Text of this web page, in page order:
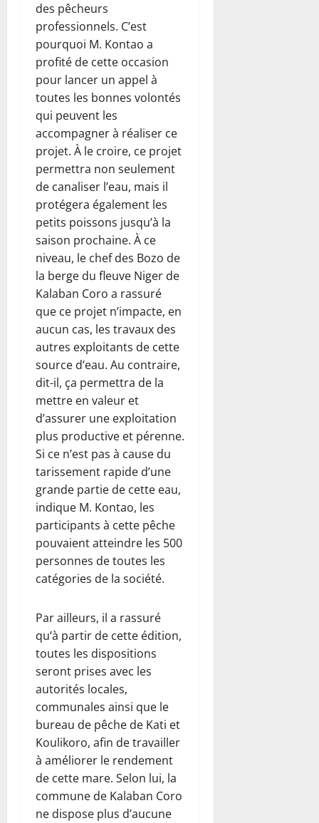
des pêcheurs
professionnels. C’est
pourquoi M. Kontao a
profité de cette occasion
pour lancer un appel à
toutes les bonnes volontés
qui peuvent les
accompagner à réaliser ce
projet. À le croire, ce projet
permettra non seulement
de canaliser l’eau, mais il
protégera également les
petits poissons jusqu’à la
saison prochaine. À ce
niveau, le chef des Bozo de
la berge du fleuve Niger de
Kalaban Coro a rassuré
que ce projet n’impacte, en
aucun cas, les travaux des
autres exploitants de cette
source d’eau. Au contraire,
dit-il, ça permettra de la
mettre en valeur et
d’assurer une exploitation
plus productive et pérenne.
Si ce n’est pas à cause du
tarissement rapide d’une
grande partie de cette eau,
indique M. Kontao, les
participants à cette pêche
pouvaient atteindre les 500
personnes de toutes les
catégories de la société.
Par ailleurs, il a rassuré
qu’à partir de cette édition,
toutes les dispositions
seront prises avec les
autorités locales,
communales ainsi que le
bureau de pêche de Kati et
Koulikoro, afin de travailler
à améliorer le rendement
de cette mare. Selon lui, la
commune de Kalaban Coro
ne dispose plus d’aucune